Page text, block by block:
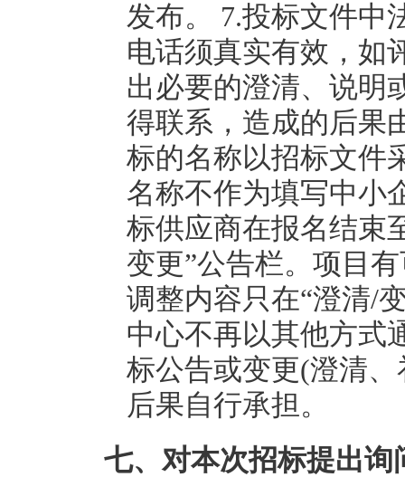
发布。 7.投标文件中
电话须真实有效，如
出必要的澄清、说明
得联系，造成的后果
标的名称以招标文件
名称不作为填写中小
标供应商在报名结束
变更”公告栏。项目
调整内容只在“澄清/
中心不再以其他方式
标公告或变更(澄清
后果自行承担。
七、对本次招标提出